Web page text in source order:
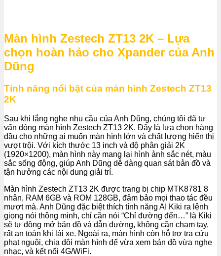
Màn hình Zestech ZT13 2K – Lựa
chọn hoàn hảo cho Xpander của Anh
Dũng
Tính năng nổi bật của màn hình Zestech ZT13
2K
Sau khi lắng nghe nhu cầu của Anh Dũng, chúng tôi đã tư
vấn dòng màn hình Zestech ZT13 2K. Đây là lựa chọn hàng
đầu cho những ai muốn màn hình lớn và chất lượng hiển thị
vượt trội. Với kích thước 13 inch và độ phân giải 2K
(1920×1200), màn hình này mang lại hình ảnh sắc nét, màu
sắc sống động, giúp Anh Dũng dễ dàng quan sát bản đồ và
tận hưởng các nội dung giải trí.
Màn hình Zestech ZT13 2K được trang bị chip MTK8781 8
nhân, RAM 6GB và ROM 128GB, đảm bảo mọi thao tác đều
mượt mà. Anh Dũng đặc biệt thích tính năng AI Kiki ra lệnh
giọng nói thông minh, chỉ cần nói “Chỉ đường đến…” là Kiki
sẽ tự động mở bản đồ và dẫn đường, không cần chạm tay,
rất an toàn khi lái xe. Ngoài ra, màn hình còn hỗ trợ tra cứu
phạt nguội, chia đôi màn hình để vừa xem bản đồ vừa nghe
nhạc, và kết nối 4G/WiFi.